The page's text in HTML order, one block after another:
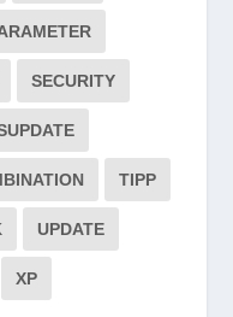
SECURITY
TIPP
UPDATE
XP